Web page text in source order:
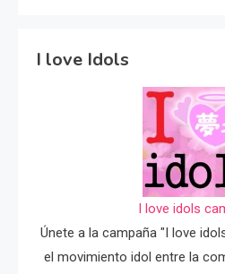
I love Idols
I love idols
Únete a la campaña "I love
el movimiento idol entre la